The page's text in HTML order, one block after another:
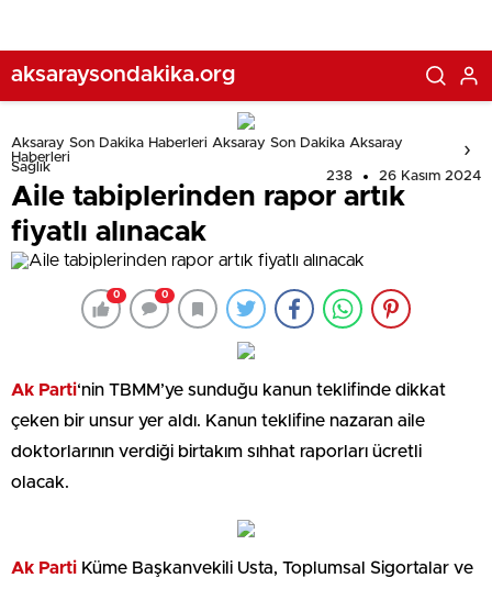
aksaraysondakika.org
Aksaray Son Dakika Haberleri Aksaray Son Dakika Aksaray
Haberleri
Sağlık
238 26 Kasım 2024
Aile tabiplerinden rapor artık
fiyatlı alınacak
0 0
Ak Parti‘nin TBMM’ye sunduğu kanun teklifinde dikkat
çeken bir unsur yer aldı. Kanun teklifine nazaran aile
doktorlarının verdiği birtakım sıhhat raporları ücretli
olacak.
Ak Parti Küme Başkanvekili Usta, Toplumsal Sigortalar ve